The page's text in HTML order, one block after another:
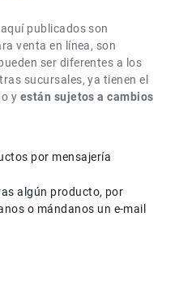
publicados son
venta en línea, son
ser diferentes a los
sucursales, ya tienen el
y están sujetos a cambios
por mensajería
algún producto, por
o mándanos un e-mail